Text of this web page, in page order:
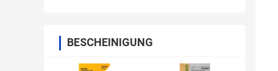
BESCHEINIGUNG